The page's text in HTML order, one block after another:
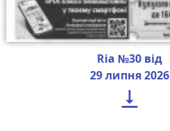
Ria №30 від
29 липня 2026
